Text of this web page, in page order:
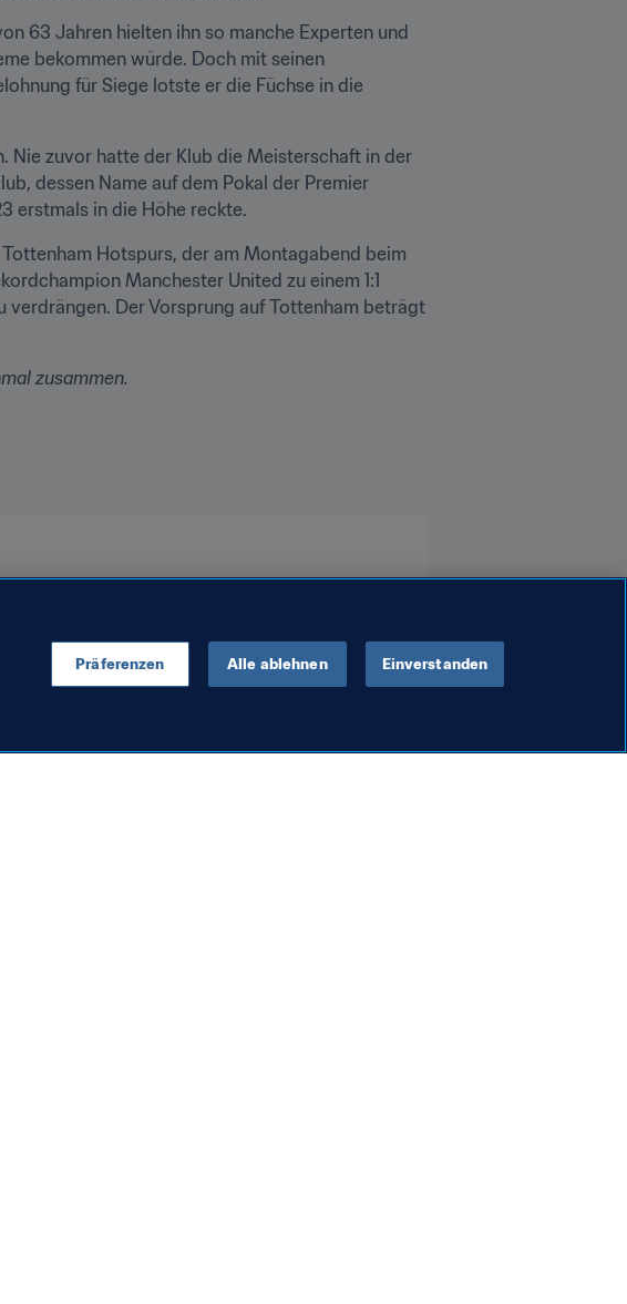
63 Jahren hielten ihn so manche Experten und
bekommen würde. Doch mit seinen
für Siege lotste er die Füchse in die
zuvor hatte der Klub die Meisterschaft in der
dessen Name auf dem Pokal der Premier
erstmals in die Höhe reckte.
Hotspurs, der am Montagabend beim
Manchester United zu einem 1:1
Der Vorsprung auf Tottenham beträgt
zusammen.
Präferenzen Alle ablehnen Einverstanden